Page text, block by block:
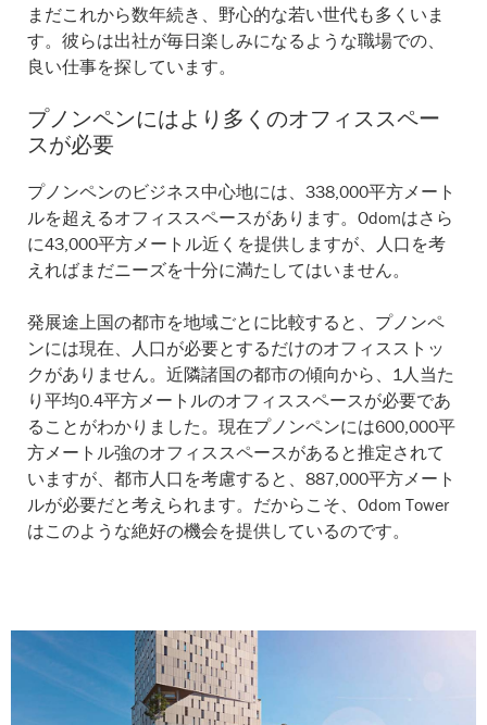
まだこれから数年続き、野心的な若い世代も多くいま
す。彼らは出社が毎日楽しみになるような職場での、
良い仕事を探しています。
プノンペンにはより多くのオフィススペー
スが必要
プノンペンのビジネス中心地には、338,000平方メート
ルを超えるオフィススペースがあります。Odomはさら
に43,000平方メートル近くを提供しますが、人口を考
えればまだニーズを十分に満たしてはいません。
発展途上国の都市を地域ごとに比較すると、プノンペ
ンには現在、人口が必要とするだけのオフィスストッ
クがありません。近隣諸国の都市の傾向から、1人当た
り平均0.4平方メートルのオフィススペースが必要であ
ることがわかりました。現在プノンペンには600,000平
方メートル強のオフィススペースがあると推定されて
いますが、都市人口を考慮すると、887,000平方メート
ルが必要だと考えられます。だからこそ、Odom Tower
はこのような絶好の機会を提供しているのです。